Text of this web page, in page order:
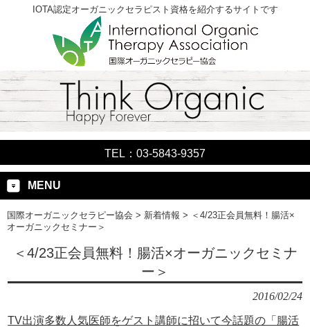
IOTA認定オーガニックセラピスト資格を紹介するサイトです
TEL：03-5843-9357
MENU
国際オーガニックセラピー協会 > 新着情報 > ＜4/23正会員無料！腸活×
オーガニックセミナー＞
＜4/23正会員無料！腸活×オーガニックセミナ
ー＞
2016/02/24
TV出演多数人気医師をゲスト講師に招いて今話題の「腸活